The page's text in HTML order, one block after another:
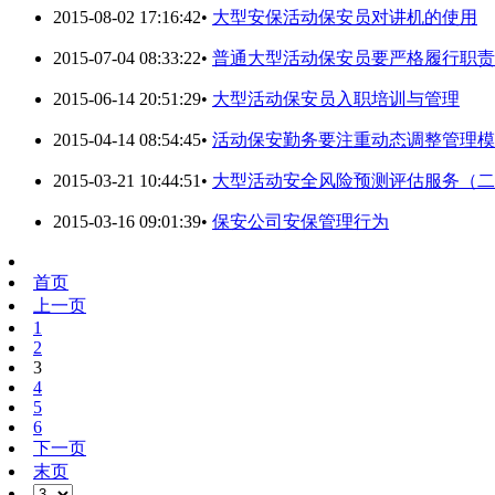
2015-08-02 17:16:42• 大型安保活动保安员对讲机的使用
2015-07-04 08:33:22• 普通大型活动保安员要严格履行职
2015-06-14 20:51:29• 大型活动保安员入职培训与管理
2015-04-14 08:54:45• 活动保安勤务要注重动态调整管理
2015-03-21 10:44:51• 大型活动安全风险预测评估服务（二
2015-03-16 09:01:39• 保安公司安保管理行为
首页
上一页
1
2
3
4
5
6
下一页
末页